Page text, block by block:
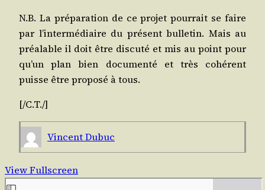
N.B. La pré­pa­ra­tion de ce pro­jet pour­rait se faire
par l’in­ter­mé­diaire du pré­sent bul­le­tin. Mais au
préa­lable il doit être dis­cu­té et mis au point pour
qu’un plan bien docu­men­té et très cohé­rent
puisse être pro­po­sé à tous.
[/C.T./]
Vincent Dubuc
View Fullscreen